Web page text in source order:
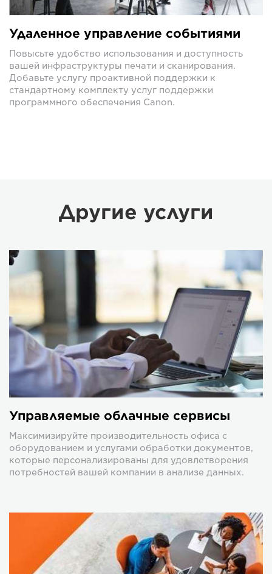
Удаленное управление событиями
Повысьте удобство использования и доступность
вашей инфраструктуры печати и сканирования.
Добавьте услугу проактивной поддержки к
стандартному комплекту услуг поддержки
программного обеспечения Canon.
Другие услуги
Управляемые облачные сервисы
Максимизируйте производительность офиса с
оборудованием и услугами обработки документов,
которые персонализированы для удовлетворения
потребностей вашей компании в анализе данных.